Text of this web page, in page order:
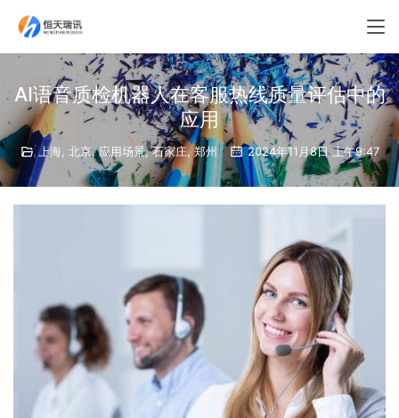
AI语音质检机器人在客服热线质量评估中的
应用
上海, 北京,应用场景,石家庄,郑州 2024年11月8日 上午9:47